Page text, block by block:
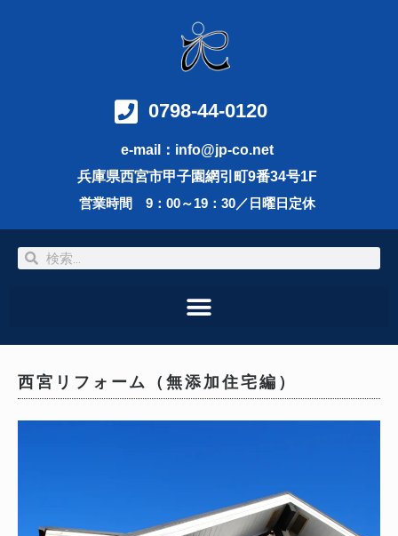
0798-44-0120
e-mail：info@jp-co.net
兵庫県西宮市甲子園網引町9番34号1F
営業時間 9：00～19：30／日曜日定休
検
索
検
索
西宮リフォーム（無添加住宅編）